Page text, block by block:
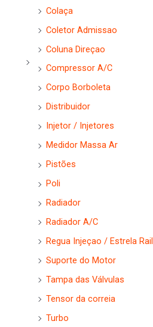
Colaça
Coletor Admissao
Coluna Direçao
Compressor A/C
Corpo Borboleta
Distribuidor
Injetor / Injetores
Medidor Massa Ar
Pistões
Poli
Radiador
Radiador A/C
Regua Injeçao / Estrela Rail
Suporte do Motor
Tampa das Válvulas
Tensor da correia
Turbo